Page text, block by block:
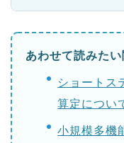
あわせて読みた
ショートス
算定につい
小規模多機